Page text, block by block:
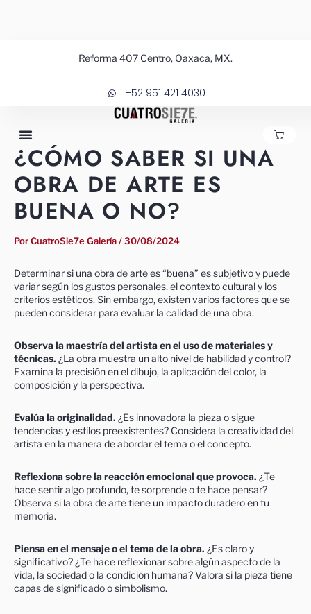
Reforma 407 Centro, Oaxaca, MX.
+52 951 421 4030
¿CÓMO SABER SI UNA
OBRA DE ARTE ES
BUENA O NO?
PorCuatroSie7e Galería/30/08/2024
Determinar si una obra de arte es “buena” es subjetivo y puede
variar según los gustos personales, el contexto cultural y los
criterios estéticos. Sin embargo, existen varios factores que se
pueden considerar para evaluar la calidad de una obra.
Observa la maestría del artista en el uso de materiales y
técnicas. ¿La obra muestra un alto nivel de habilidad y control?
Examina la precisión en el dibujo, la aplicación del color, la
composición y la perspectiva.
Evalúa la originalidad. ¿Es innovadora la pieza o sigue
tendencias y estilos preexistentes? Considera la creatividad del
artista en la manera de abordar el tema o el concepto.
Reflexiona sobre la reacción emocional que provoca. ¿Te
hace sentir algo profundo, te sorprende o te hace pensar?
Observa si la obra de arte tiene un impacto duradero en tu
memoria.
Piensa en el mensaje o el tema de la obra. ¿Es claro y
significativo? ¿Te hace reflexionar sobre algún aspecto de la
vida, la sociedad o la condición humana? Valora si la pieza tiene
capas de significado o simbolismo.